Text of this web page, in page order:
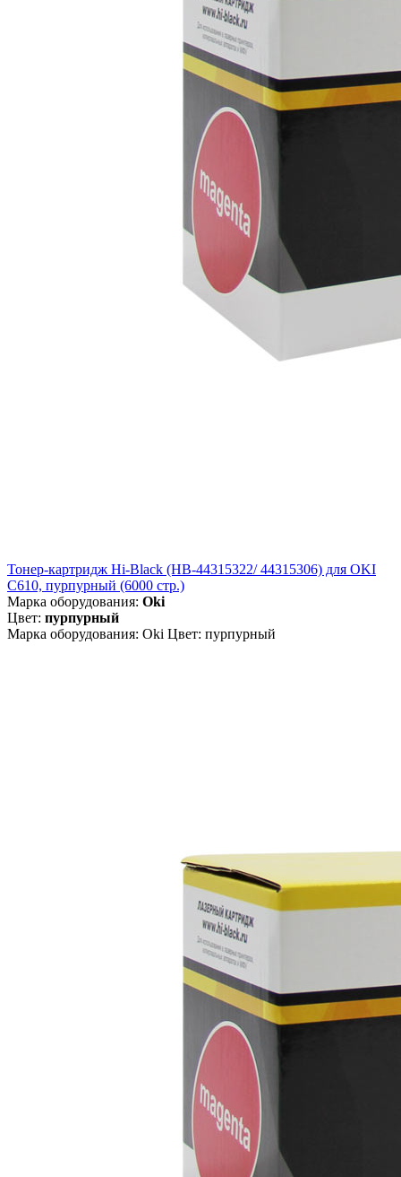
Тонер-картридж Hi-Black (HB-44315322/ 44315306) для OKI
C610, пурпурный (6000 стр.)
Марка оборудования: Oki
Цвет: пурпурный
Марка оборудования: Oki Цвет: пурпурный